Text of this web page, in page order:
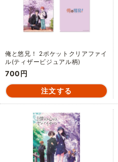
俺と悠兄！ 2ポケットクリアファイ
ル(ティザービジュアル柄)
700円